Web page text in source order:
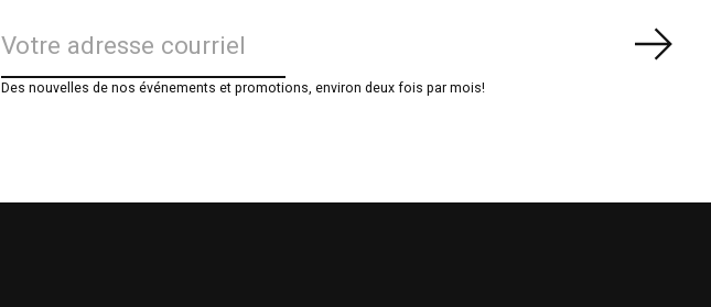
Des nouvelles de nos événements et promotions, environ deux fois par mois!